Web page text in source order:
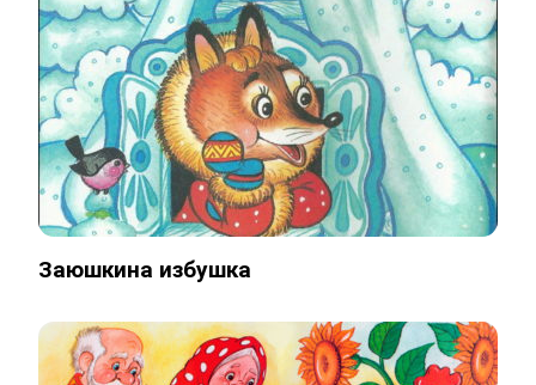
Заюшкина избушка